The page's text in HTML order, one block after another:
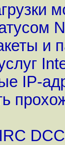
и
IP-
DCC